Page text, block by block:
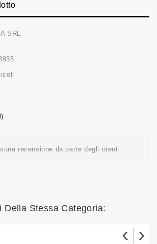
SRL
recensione da parte degli utenti.
Della Stessa Categoria:
‹ ›